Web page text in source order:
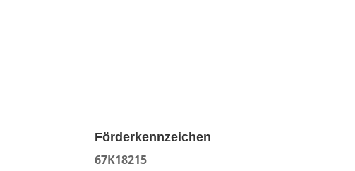
Förderkennzeichen
67K18215